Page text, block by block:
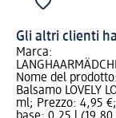
Gli altri clienti
Marca:
Nome del prodotto:
Balsamo LOVELY
ml; Prezzo: 4,95